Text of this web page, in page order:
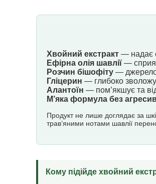
Хвойний екстракт — надає
Ефірна олія шавлії —
Розчин бішофіту — джерело
Гліцерин — глибоко
Алантоїн — пом’якшує та
М’яка формула без
Продукт не лише доглядає за
трав’яними нотами шавлії
Кому підійде хвойний